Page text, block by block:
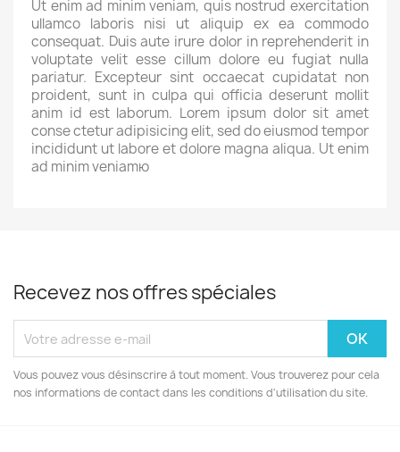
Ut enim ad minim veniam, quis nostrud exercitation
ullamco laboris nisi ut aliquip ex ea commodo
consequat. Duis aute irure dolor in reprehenderit in
voluptate velit esse cillum dolore eu fugiat nulla
pariatur. Excepteur sint occaecat cupidatat non
proident, sunt in culpa qui officia deserunt mollit
anim id est laborum. Lorem ipsum dolor sit amet
conse ctetur adipisicing elit, sed do eiusmod tempor
incididunt ut labore et dolore magna aliqua. Ut enim
ad minim veniamю
Recevez nos offres spéciales
Vous pouvez vous désinscrire à tout moment. Vous trouverez pour cela
nos informations de contact dans les conditions d'utilisation du site.